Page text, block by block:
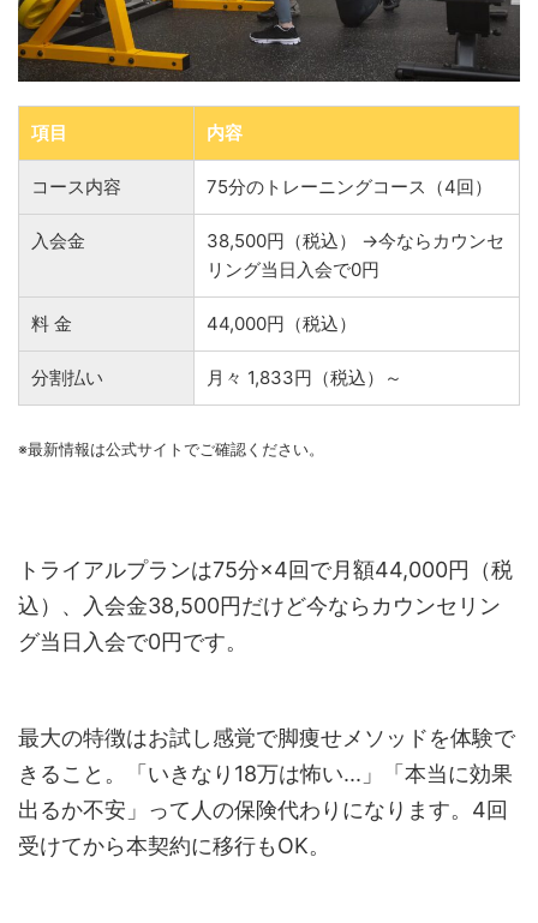
項目 内容
コース内容 75分のトレーニングコース（4回）
入会金
38,500円（税込） →今ならカウンセ
リング当日入会で0円
料 金 44,000円（税込）
分割払い 月々 1,833円（税込）～
※最新情報は公式サイトでご確認ください。
トライアルプランは75分×4回で月額44,000円（税
込）、入会金38,500円だけど今ならカウンセリン
グ当日入会で0円です。
最大の特徴はお試し感覚で脚痩せメソッドを体験で
きること。「いきなり18万は怖い...」「本当に効果
出るか不安」って人の保険代わりになります。4回
受けてから本契約に移行もOK。